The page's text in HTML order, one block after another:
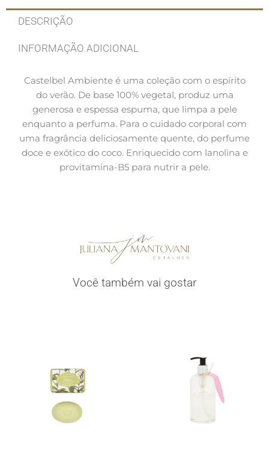
DESCRIÇÃO
INFORMAÇÃO ADICIONAL
Castelbel Ambiente é uma coleção com o espírito
do verão. De base 100% vegetal, produz uma
generosa e espessa espuma, que limpa a pele
enquanto a perfuma. Para o cuidado corporal com
uma fragrância deliciosamente quente, do perfume
doce e exótico do coco. Enriquecido com lanolina e
provitamina-B5 para nutrir a pele.
Você também vai gostar